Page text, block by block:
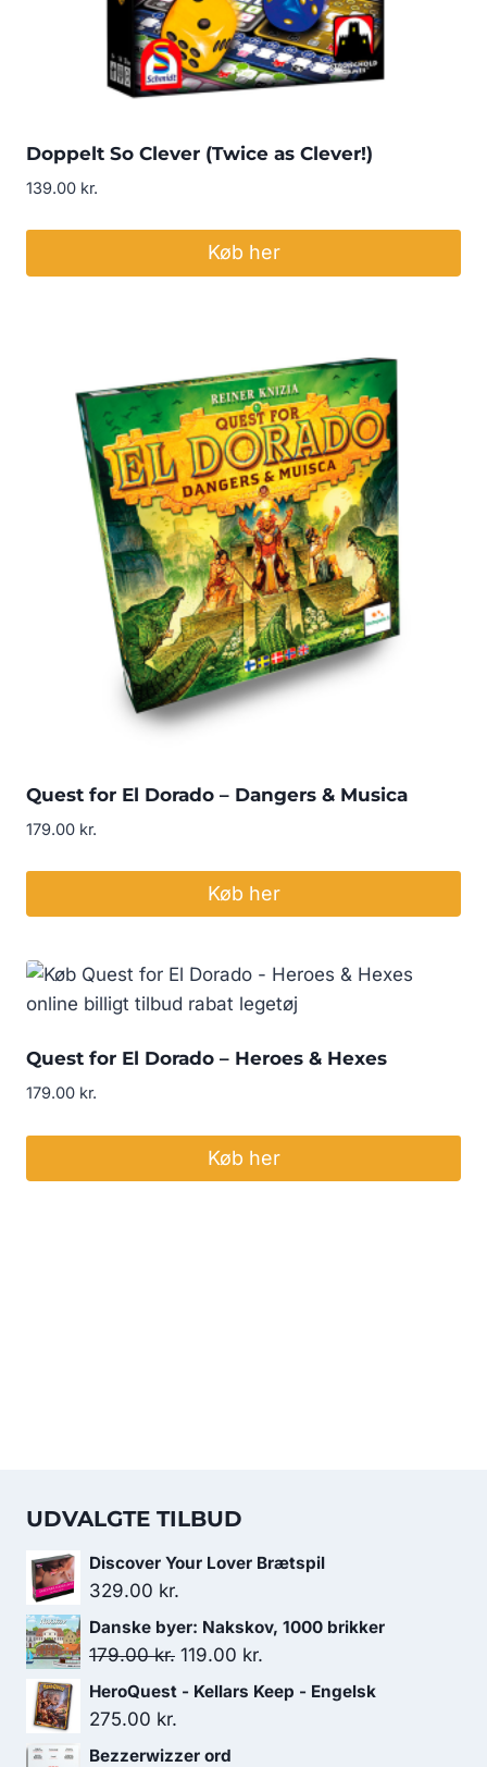
Doppelt So Clever (Twice as Clever!)
139.00 kr.
Køb her
Quest for El Dorado – Dangers & Musica
179.00 kr.
Køb her
Quest for El Dorado – Heroes & Hexes
179.00 kr.
Køb her
UDVALGTE TILBUD
Discover Your Lover Brætspil
329.00 kr.
Danske byer: Nakskov, 1000 brikker
179.00kr. Den
oprindelige
119.00 kr.
aktuelle
HeroQuest - Kellars Keep - Engelsk
275.00 kr.
Bezzerwizzer ord